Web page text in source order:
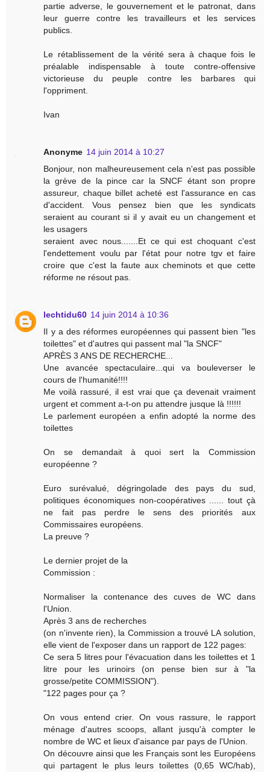
partie adverse, le gouvernement et le patronat, dans
leur guerre contre les travailleurs et les services
publics.
Le rétablissement de la vérité sera à chaque fois le
préalable indispensable à toute contre-offensive
victorieuse du peuple contre les barbares qui
l'oppriment.
Ivan
Anonyme 14 juin 2014 à 10:27
Bonjour, non malheureusement cela n'est pas possible
la grève de la pince car la SNCF étant son propre
assureur, chaque billet acheté est l'assurance en cas
d'accident. Vous pensez bien que les syndicats
seraient au courant si il y avait eu un changement et
les usagers
seraient avec nous.......Et ce qui est choquant c'est
l'endettement voulu par l'état pour notre tgv et faire
croire que c'est la faute aux cheminots et que cette
réforme ne résout pas.
lechtidu60 14 juin 2014 à 10:36
Il y a des réformes européennes qui passent bien "les
toilettes" et d'autres qui passent mal "la SNCF"
APRÈS 3 ANS DE RECHERCHE...
Une avancée spectaculaire...qui va bouleverser le
cours de l'humanité!!!!
Me voilà rassuré, il est vrai que ça devenait vraiment
urgent et comment a-t-on pu attendre jusque là !!!!!!
Le parlement européen a enfin adopté la norme des
toilettes
On se demandait à quoi sert la Commission
européenne ?
Euro surévalué, dégringolade des pays du sud,
politiques économiques non-coopératives ...... tout çà
ne fait pas perdre le sens des priorités aux
Commissaires européens.
La preuve ?
Le dernier projet de la
Commission :
Normaliser la contenance des cuves de WC dans
l'Union.
Après 3 ans de recherches
(on n'invente rien), la Commission a trouvé LA solution,
elle vient de l'exposer dans un rapport de 122 pages:
Ce sera 5 litres pour l'évacuation dans les toilettes et 1
litre pour les urinoirs (on pense bien sur à "la
grosse/petite COMMISSION").
"122 pages pour ça ?
On vous entend crier. On vous rassure, le rapport
ménage d'autres scoops, allant jusqu'à compter le
nombre de WC et lieux d'aisance par pays de l'Union.
On découvre ainsi que les Français sont les Européens
qui partagent le plus leurs toilettes (0,65 WC/hab),